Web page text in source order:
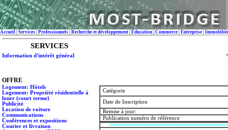
Accueil Services Professionnels Recherche et développement Éducation Commerce Entreprise
SERVICES
Information d'intérêt général
OFFRE
Logement: Hôtels
Logement: Propriété résidentielle à
louer (court terme)
Publicité
Location de voiture
Communications
Conférences et expositions
Courier et livraison
Catégorie
Date de Inscription
Remise à jour:
Publication numéro de référence